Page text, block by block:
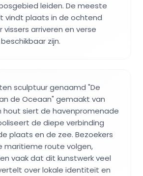
leiden. De meeste
vindt plaats in de ochtend
vissers arriveren en verse
zijn.
sculptuur genaamd "De
de Oceaan" gemaakt van
hout siert de havenpromenade
de diepe verbinding
plaats en de zee. Bezoekers
maritieme route volgen,
vaak dat dit kunstwerk veel
over lokale identiteit en